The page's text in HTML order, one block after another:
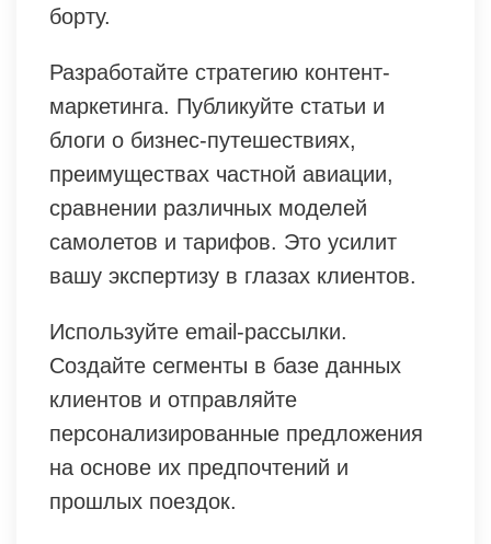
борту.
Разработайте стратегию контент-
маркетинга. Публикуйте статьи и
блоги о бизнес-путешествиях,
преимуществах частной авиации,
сравнении различных моделей
самолетов и тарифов. Это усилит
вашу экспертизу в глазах клиентов.
Используйте email-рассылки.
Создайте сегменты в базе данных
клиентов и отправляйте
персонализированные предложения
на основе их предпочтений и
прошлых поездок.